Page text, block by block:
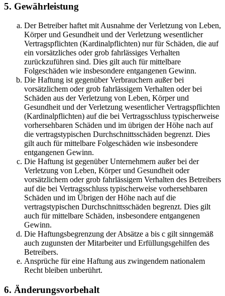
5. Gewährleistung
Der Betreiber haftet mit Ausnahme der Verletzung von Leben,
Körper und Gesundheit und der Verletzung wesentlicher
Vertragspflichten (Kardinalpflichten) nur für Schäden, die auf
ein vorsätzliches oder grob fahrlässiges Verhalten
zurückzuführen sind. Dies gilt auch für mittelbare
Folgeschäden wie insbesondere entgangenen Gewinn.
Die Haftung ist gegenüber Verbrauchern außer bei
vorsätzlichem oder grob fahrlässigem Verhalten oder bei
Schäden aus der Verletzung von Leben, Körper und
Gesundheit und der Verletzung wesentlicher Vertragspflichten
(Kardinalpflichten) auf die bei Vertragsschluss typischerweise
vorhersehbaren Schäden und im übrigen der Höhe nach auf
die vertragstypischen Durchschnittsschäden begrenzt. Dies
gilt auch für mittelbare Folgeschäden wie insbesondere
entgangenen Gewinn.
Die Haftung ist gegenüber Unternehmern außer bei der
Verletzung von Leben, Körper und Gesundheit oder
vorsätzlichem oder grob fahrlässigem Verhalten des Betreibers
auf die bei Vertragsschluss typischerweise vorhersehbaren
Schäden und im Übrigen der Höhe nach auf die
vertragstypischen Durchschnittsschäden begrenzt. Dies gilt
auch für mittelbare Schäden, insbesondere entgangenen
Gewinn.
Die Haftungsbegrenzung der Absätze a bis c gilt sinngemäß
auch zugunsten der Mitarbeiter und Erfüllungsgehilfen des
Betreibers.
Ansprüche für eine Haftung aus zwingendem nationalem
Recht bleiben unberührt.
6. Änderungsvorbehalt